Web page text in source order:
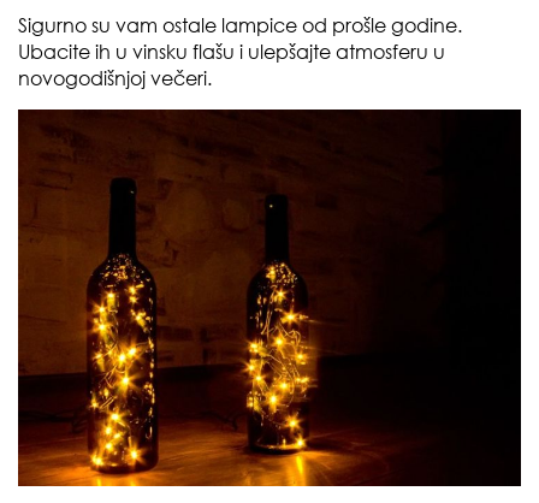
Sigurno su vam ostale lampice od prošle godine.
Ubacite ih u vinsku flašu i ulepšajte atmosferu u
novogodišnjoj večeri.